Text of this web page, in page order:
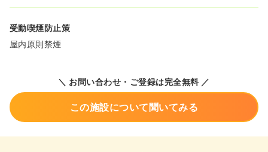
受動喫煙防止策
屋内原則禁煙
＼ お問い合わせ・ご登録は完全無料 ／
この施設について聞いてみる